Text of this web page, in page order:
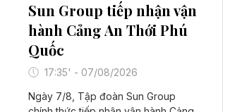
Sun Group tiếp nhận vận
hành Cảng An Thới Phú
Quốc
17:35' - 07/08/2026
Ngày 7/8, Tập đoàn Sun Group